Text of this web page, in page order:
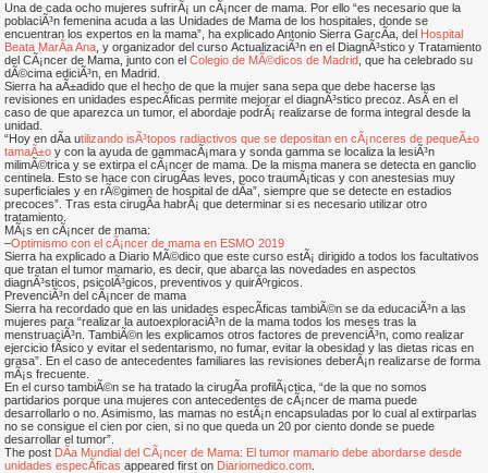
Una de cada ocho mujeres sufrirÃ¡ un cÃ¡ncer de mama. Por ello “es necesario que la
poblaciÃ³n femenina acuda a las Unidades de Mama de los hospitales, donde se
encuentran los expertos en la mama”, ha explicado Antonio Sierra GarcÃ­a, del Hospital
Beata MarÃ­a Ana , y organizador del curso ActualizaciÃ³n en el DiagnÃ³stico y Tratamiento
del CÃ¡ncer de Mama, junto con el Colegio de MÃ©dicos de Madrid , que ha celebrado su
dÃ©cima ediciÃ³n, en Madrid.
Sierra ha aÃ±adido que el hecho de que la mujer sana sepa que debe hacerse las
revisiones en unidades especÃ­ficas permite mejorar el diagnÃ³stico precoz. AsÃ­ en el
caso de que aparezca un tumor, el abordaje podrÃ¡ realizarse de forma integral desde la
unidad.
“Hoy en dÃ­a utilizando isÃ³topos radiactivos que se depositan en cÃ¡nceres de pequeÃ±o
tamaÃ±o y con la ayuda de gammacÃ¡mara y sonda gamma se localiza la lesiÃ³n
milimÃ©trica y se extirpa el cÃ¡ncer de mama. De la misma manera se detecta en ganclio
centinela. Esto se hace con cirugÃ­as leves, poco traumÃ¡ticas y con anestesias muy
superficiales y en rÃ©gimen de hospital de dÃ­a”, siempre que se detecte en estadios
precoces”. Tras esta cirugÃ­a habrÃ¡ que determinar si es necesario utilizar otro
tratamiento.
MÃ¡s en cÃ¡ncer de mama:
–Optimismo con el cÃ¡ncer de mama en ESMO 2019
Sierra ha explicado a Diario MÃ©dico que este curso estÃ¡ dirigido a todos los facultativos
que tratan el tumor mamario, es decir, que abarca las novedades en aspectos
diagnÃ³sticos, psicolÃ³gicos, preventivos y quirÃºrgicos.
PrevenciÃ³n del cÃ¡ncer de mama
Sierra ha recordado que en las unidades especÃ­ficas tambiÃ©n se da educaciÃ³n a las
mujeres para “realizar la autoexploraciÃ³n de la mama todos los meses tras la
menstruaciÃ³n. TambiÃ©n les explicamos otros factores de prevenciÃ³n, como realizar
ejercicio fÃ­sico y evitar el sedentarismo, no fumar, evitar la obesidad y las dietas ricas en
grasa”. En el caso de antecedentes familiares las revisiones deberÃ¡n realizarse de forma
mÃ¡s frecuente.
En el curso tambiÃ©n se ha tratado la cirugÃ­a profilÃ¡ctica, “de la que no somos
partidarios porque una mujeres con antecedentes de cÃ¡ncer de mama puede
desarrollarlo o no. Asimismo, las mamas no estÃ¡n encapsuladas por lo cual al extirparlas
no se consigue el cien por cien, si no que queda un 20 por ciento donde se puede
desarrollar el tumor”.
The post DÃ­a Mundial del CÃ¡ncer de Mama: El tumor mamario debe abordarse desde
unidades especÃ­ficas appeared first on Diariomedico.com